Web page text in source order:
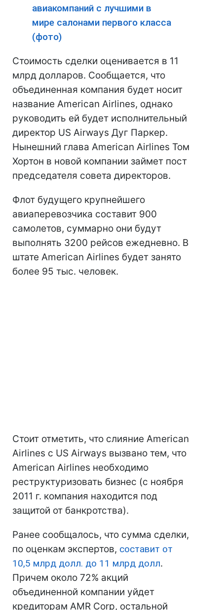
авиакомпаний с лучшими в
мире салонами первого класса
(фото)
Стоимость сделки оценивается в 11
млрд долларов. Сообщается, что
объединенная компания будет носит
название American Airlines, однако
руководить ей будет исполнительный
директор US Airways Дуг Паркер.
Нынешний глава American Airlines Том
Хортон в новой компании займет пост
председателя совета директоров.
Флот будущего крупнейшего
авиаперевозчика составит 900
самолетов, суммарно они будут
выполнять 3200 рейсов ежедневно. В
штате American Airlines будет занято
более 95 тыс. человек.
Стоит отметить, что слияние American
Airlines с US Airways вызвано тем, что
American Airlines необходимо
реструктуризовать бизнес (с ноября
2011 г. компания находится под
защитой от банкротства).
Ранее сообщалось, что сумма сделки,
по оценкам экспертов, составит от
10,5 млрд долл. до 11 млрд долл.
Причем около 72% акций
объединенной компании уйдет
кредиторам AMR Corp, остальной